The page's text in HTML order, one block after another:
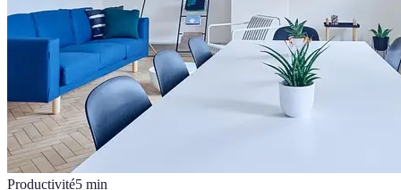
Productivité5 min